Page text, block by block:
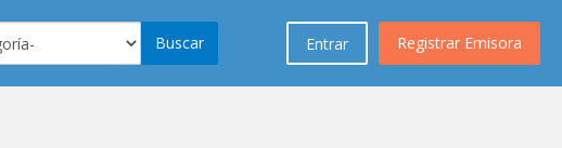
Registrar Emisora
Entrar
Buscar